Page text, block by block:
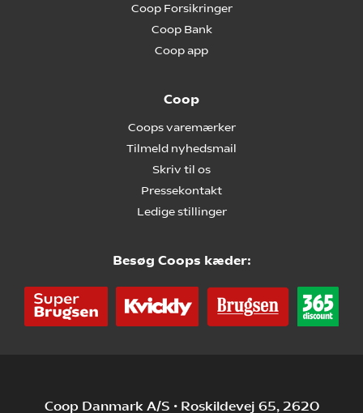
Coop Forsikringer
Coop Bank
Coop app
Coop
Coops varemærker
Tilmeld nyhedsmail
Skriv til os
Pressekontakt
Ledige stillinger
Besøg Coops kæder:
Coop Danmark A/S • Roskildevej 65, 2620